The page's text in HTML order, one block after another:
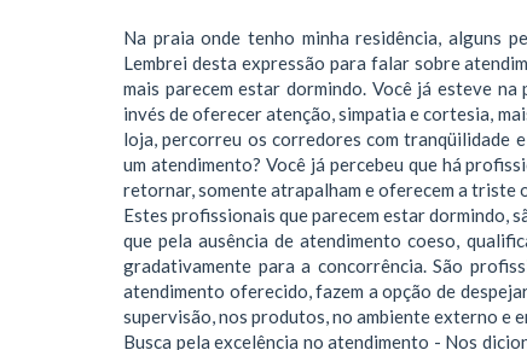
Na praia onde tenho minha residência, alguns
Lembrei desta expressão para falar sobre
mais parecem estar dormindo. Você já esteve
invés de oferecer atenção, simpatia e cortesia,
loja, percorreu os corredores com tranqüilidade
um atendimento? Você já percebeu que há
retornar, somente atrapalham e oferecem a triste
Estes profissionais que parecem estar dormindo,
que pela ausência de atendimento coeso,
gradativamente para a concorrência. São
atendimento oferecido, fazem a opção de
supervisão, nos produtos, no ambiente externo e
Busca pela excelência no atendimento - Nos